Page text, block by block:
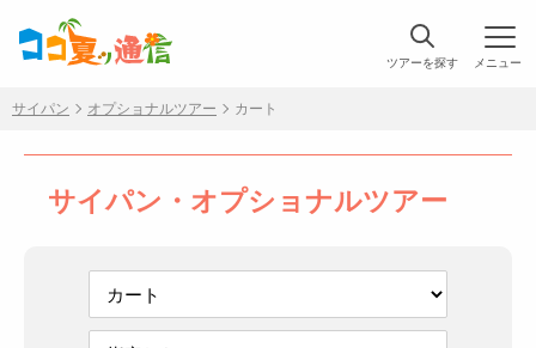
ツアーを探す
サイパン オプショナルツアー カート
サイパン・オプショナルツアー
メニュー